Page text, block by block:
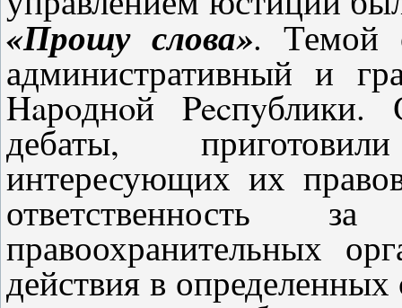
«Прошу слова». Темой
административный и
Haрoднoй
дебаты,
интересующих их
ответственность
правоохранительных
действия в